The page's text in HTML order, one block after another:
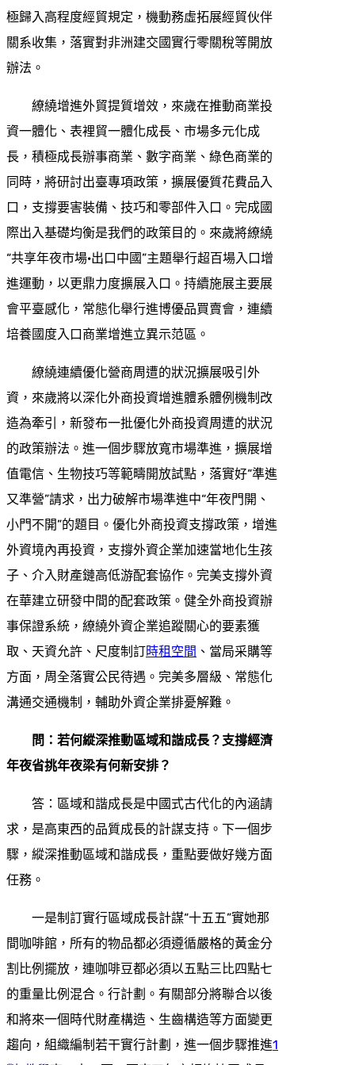
極歸入高程度經貿規定，機動務虛拓展經貿伙伴
關系收集，落實對非洲建交國實行零關稅等開放
辦法。
繚繞增進外貿提質增效，來歲在推動商業投
資一體化、表裡貿一體化成長、市場多元化成
長，積極成長辦事商業、數字商業、綠色商業的
同時，將研討出臺專項政策，擴展優質花費品入
口，支撐要害裝備、技巧和零部件入口。完成國
際出入基礎均衡是我們的政策目的。來歲將繚繞
“共享年夜市場·出口中國”主題舉行超百場入口增
進運動，以更鼎力度擴展入口。持續施展主要展
會平臺感化，常態化舉行進博優品買賣會，連續
培養國度入口商業增進立異示范區。
繚繞連續優化營商周遭的狀況擴展吸引外
資，來歲將以深化外商投資增進體系體例機制改
造為牽引，新發布一批優化外商投資周遭的狀況
的政策辦法。進一個步驟放寬市場準進，擴展增
值電信、生物技巧等範疇開放試點，落實好“準進
又準營”請求，出力破解市場準進中“年夜門開、
小門不開”的題目。優化外商投資支撐政策，增進
外資境內再投資，支撐外資企業加速當地化生孩
子、介入財產鏈高低游配套協作。完美支撐外資
在華建立研發中間的配套政策。健全外商投資辦
事保證系統，繚繞外資企業追蹤關心的要素獲
取、天資允許、尺度制訂時租空間 、當局采購等
方面，周全落實公民待遇。完美多層級、常態化
溝通交通機制，輔助外資企業排憂解難。
問：若何縱深推動區域和諧成長？支撐經濟
年夜省挑年夜梁有何新安排？
答：區域和諧成長是中國式古代化的內涵請
求，是高東西的品質成長的計謀支持。下一個步
驟，縱深推動區域和諧成長，重點要做好幾方面
任務。
一是制訂實行區域成長計謀“十五五”實她那
間咖啡館，所有的物品都必須遵循嚴格的黃金分
割比例擺放，連咖啡豆都必須以五點三比四點七
的重量比例混合。行計劃。有關部分將聯合以後
和將來一個時代財產構造、生齒構造等方面變更
趨向，組織編制若干實行計劃，進一個步驟推進1